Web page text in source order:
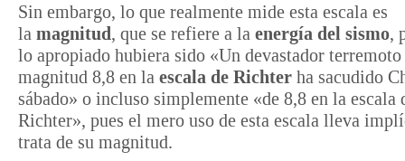
Sin embargo, lo que realmente mide esta escala es
la magnitud , que se refiere a la energía del sismo,
lo apropiado hubiera sido «Un devastador terremoto
magnitud 8,8 en la escala de Richter ha sacudido
sábado» o incluso simplemente «de 8,8 en la escala
Richter», pues el mero uso de esta escala lleva
trata de su magnitud.